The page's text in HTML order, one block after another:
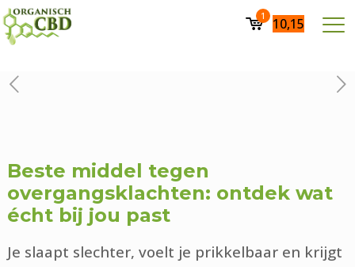
1 10,15
Beste middel tegen
overgangsklachten: ontdek wat
écht bij jou past
Je slaapt slechter, voelt je prikkelbaar en krijgt